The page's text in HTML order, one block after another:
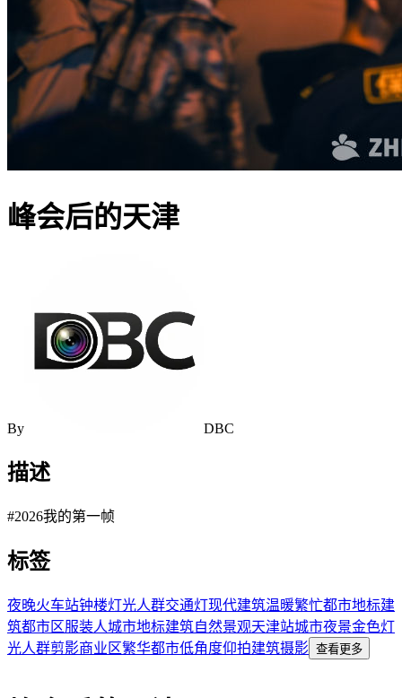
峰会后的天津
By DBC
描述
#2026我的第一帧
标签
夜晚火车站钟楼灯光人群交通灯现代建筑温暖繁忙都市地标建
筑都市区服装人城市地标建筑自然景观天津站城市夜景金色灯
光人群剪影商业区繁华都市低角度仰拍建筑摄影 查看更多